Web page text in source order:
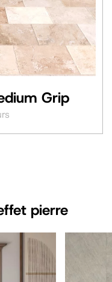
Grip
pierre